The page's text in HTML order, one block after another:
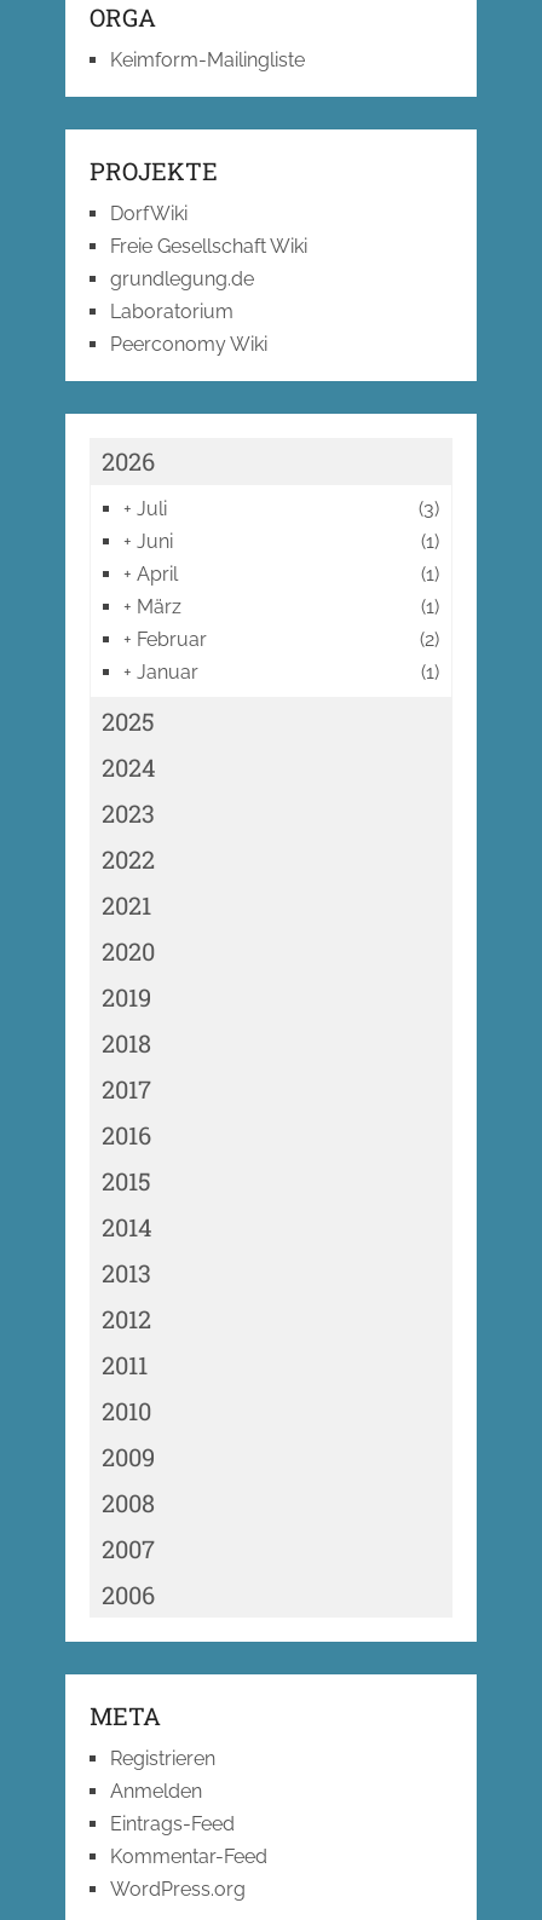
ORGA
Keimform-Mailingliste
PROJEKTE
DorfWiki
Freie Gesellschaft Wiki
grundlegung.de
Laboratorium
Peerconomy Wiki
2026
+ Juli
(3)
+ Juni
(1)
+ April
(1)
+ März
(1)
+ Februar
(2)
+ Januar (1)
2025
2024
2023
2022
2021
2020
2019
2018
2017
2016
2015
2014
2013
2012
2011
2010
2009
2008
2007
2006
META
Registrieren
Anmelden
Eintrags-Feed
Kommentar-Feed
WordPress.org